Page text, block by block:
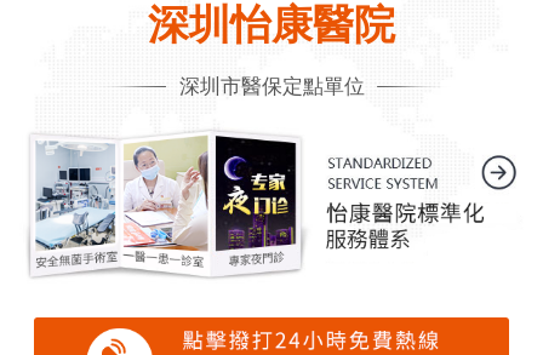
深圳怡康醫院
深圳市醫保定點單位